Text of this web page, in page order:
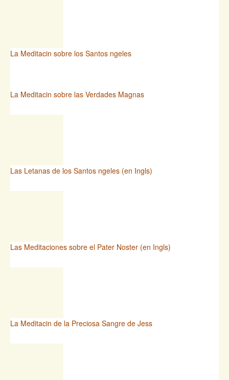
La Meditacin sobre los Santos ngeles
La Meditacin sobre las Verdades Magnas
Las Letanas de los Santos ngeles (en Ingls)
Las Meditaciones sobre el Pater Noster (en Ingls)
La Meditacin de la Preciosa Sangre de Jess